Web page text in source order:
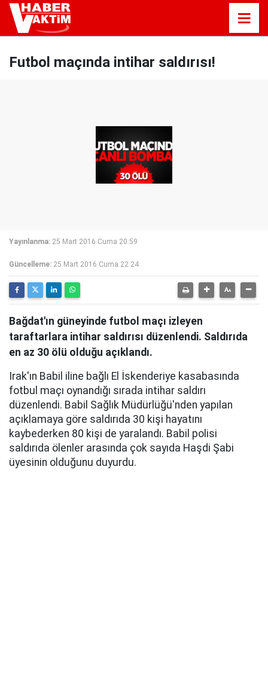
Futbol maçında intihar saldırısı!
Yayınlanma: 25 Mart 2016 Cuma 20:59
Güncelleme: 25 Mart 2016 Cuma 22:24
Bağdat'ın güneyinde futbol maçı izleyen
taraftarlara intihar saldırısı düzenlendi. Saldırıda
en az 30 ölü olduğu açıklandı.
Irak'ın Babil iline bağlı El İskenderiye kasabasında
fotbul maçı oynandığı sırada intihar saldırı
düzenlendi. Babil Sağlık Müdürlüğü'nden yapılan
açıklamaya göre saldırıda 30 kişi hayatını
kaybederken 80 kişi de yaralandı. Babil polisi
saldırıda ölenler arasında çok sayıda Haşdi Şabi
üyesinin olduğunu duyurdu.